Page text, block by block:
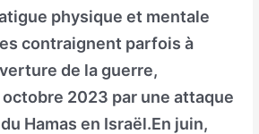
physique et mentale
contraignent parfois à
de la guerre,
2023 par une attaque
Hamas en Israël.En juin,